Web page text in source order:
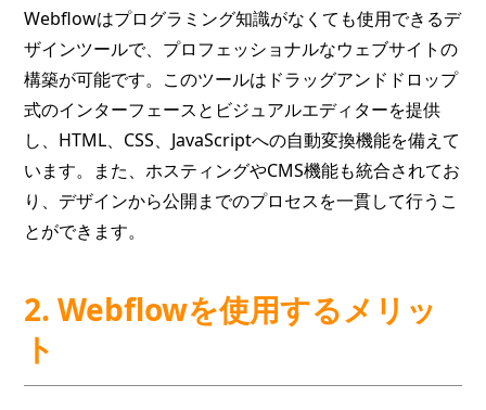
Webflowはプログラミング知識がなくても使用できるデ
ザインツールで、プロフェッショナルなウェブサイトの
構築が可能です。このツールはドラッグアンドドロップ
式のインターフェースとビジュアルエディターを提供
し、HTML、CSS、JavaScriptへの自動変換機能を備えて
います。また、ホスティングやCMS機能も統合されてお
り、デザインから公開までのプロセスを一貫して行うこ
とができます。
2. Webflowを使用するメリッ
ト